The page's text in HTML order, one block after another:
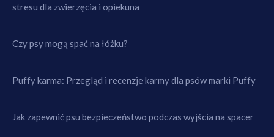
stresu dla zwierzęcia i opiekuna
Czy psy mogą spać na łóżku?
Puffy karma: Przegląd i recenzje karmy dla psów marki Puffy
Jak zapewnić psu bezpieczeństwo podczas wyjścia na spacer